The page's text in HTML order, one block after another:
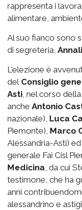
rappresenta i
alimentare,
Al suo fianco sono
di segreteria,
L'elezione è
del Consiglio
Asti, nel corso
anche Antonio
nazionale), Luca
Piemonte), Marco
Alessandria-Asti) ed
generale Fai Cisl
Medicina, da cui
testimone, che ha
anni
alessandrino e